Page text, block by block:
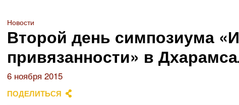
Новости
Второй день симпозиума
привязанности» в
6 ноября 2015
ПОДЕЛИТЬСЯ